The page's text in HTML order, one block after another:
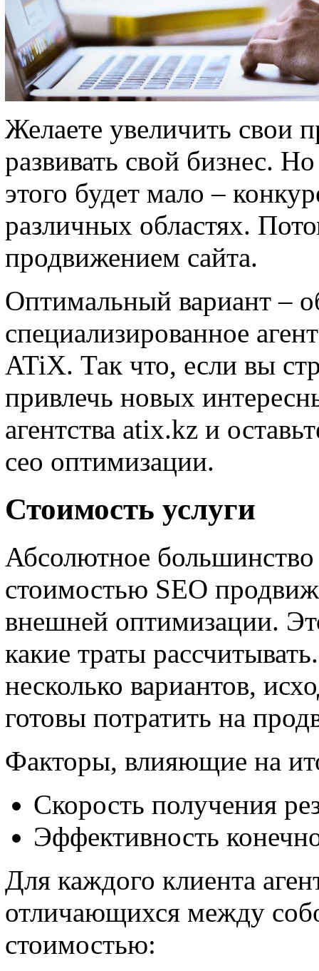
Желаете увеличить свои
развивать свой бизнес.
этого будет мало –
различных областях.
продвижением сайта.
Оптимальный вариант –
специализированное
ATiX. Так что, если вы
привлечь новых
агентства atix.kz и
сео оптимизации.
Стоимость услуги
Абсолютное большинство
стоимостью SEO
внешней оптимизации.
какие траты
несколько вариантов,
готовы потратить на
Факторы, влияющие на
Скорость получения
Эффективность
Для каждого клиента
отличающихся между
стоимостью: